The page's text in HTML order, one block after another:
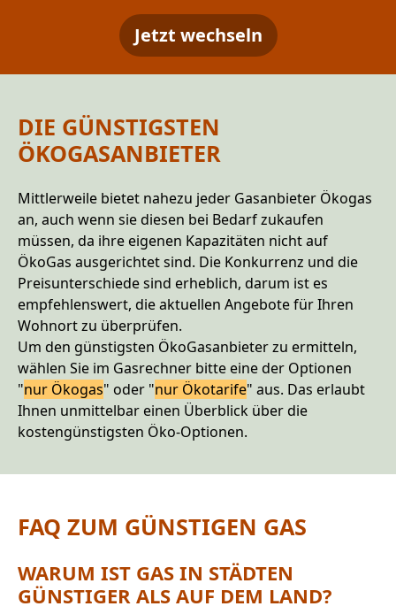
Jetzt wechseln
DIE GÜNSTIGSTEN
ÖKOGASANBIETER
Mittlerweile bietet nahezu jeder Gasanbieter Ökogas
an, auch wenn sie diesen bei Bedarf zukaufen
müssen, da ihre eigenen Kapazitäten nicht auf
ÖkoGas ausgerichtet sind. Die Konkurrenz und die
Preisunterschiede sind erheblich, darum ist es
empfehlenswert, die aktuellen Angebote für Ihren
Wohnort zu überprüfen.
Um den günstigsten ÖkoGasanbieter zu ermitteln,
wählen Sie im Gasrechner bitte eine der Optionen
"nur Ökogas" oder "nur Ökotarife" aus. Das erlaubt
Ihnen unmittelbar einen Überblick über die
kostengünstigsten Öko-Optionen.
FAQ ZUM GÜNSTIGEN GAS
WARUM IST GAS IN STÄDTEN
GÜNSTIGER ALS AUF DEM LAND?